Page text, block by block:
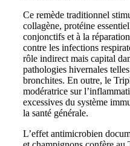
Ce remède traditionnel
collagène, protéine
conjonctifs et à la
contre les infections
rôle indirect mais capital
pathologies hivernales
bronchites. En outre, le
modératrice sur
excessives du système
la santé générale.
L’effet antimicrobien